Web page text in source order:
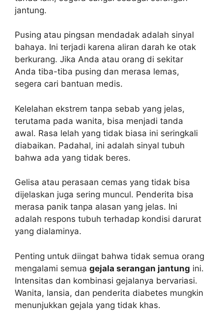
jantung.
Pusing atau pingsan mendadak adalah sinyal
bahaya. Ini terjadi karena aliran darah ke otak
berkurang. Jika Anda atau orang di sekitar
Anda tiba-tiba pusing dan merasa lemas,
segera cari bantuan medis.
Kelelahan ekstrem tanpa sebab yang jelas,
terutama pada wanita, bisa menjadi tanda
awal. Rasa lelah yang tidak biasa ini seringkali
diabaikan. Padahal, ini adalah sinyal tubuh
bahwa ada yang tidak beres.
Gelisa atau perasaan cemas yang tidak bisa
dijelaskan juga sering muncul. Penderita bisa
merasa panik tanpa alasan yang jelas. Ini
adalah respons tubuh terhadap kondisi darurat
yang dialaminya.
Penting untuk diingat bahwa tidak semua orang
mengalami semua gejala serangan jantung ini.
Intensitas dan kombinasi gejalanya bervariasi.
Wanita, lansia, dan penderita diabetes mungkin
menunjukkan gejala yang tidak khas.